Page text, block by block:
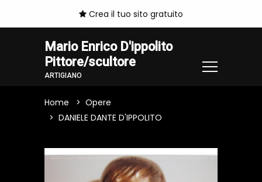
Crea il tuo sito gratuito
Mario Enrico D'ippolito
Pittore/scultore
ARTIGIANO
Home
Opere
DANIELE DANTE D'IPPOLITO